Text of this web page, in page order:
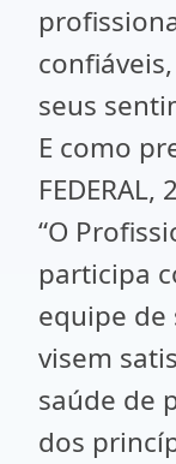
seus
E como
FEDERAL,
“O
participa
equipe de
visem
saúde de
dos